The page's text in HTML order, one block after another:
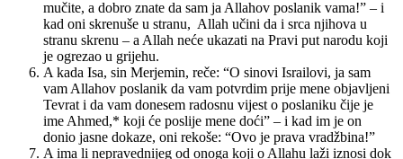
mučite, a dobro znate da sam ja Allahov poslanik vama!” – i
kad oni skrenuše u stranu, Allah učini da i srca njihova u
stranu skrenu – a Allah neće ukazati na Pravi put narodu koji
je ogrezao u grijehu.
A kada Isa, sin Merjemin, reče: “O sinovi Israilovi, ja sam
vam Allahov poslanik da vam potvrdim prije mene objavljeni
Tevrat i da vam donesem radosnu vijest o poslaniku čije je
ime Ahmed,* koji će poslije mene doći” – i kad im je on
donio jasne dokaze, oni rekoše: “Ovo je prava vradžbina!”
A ima li nepravednijeg od onoga koji o Allahu laži iznosi dok